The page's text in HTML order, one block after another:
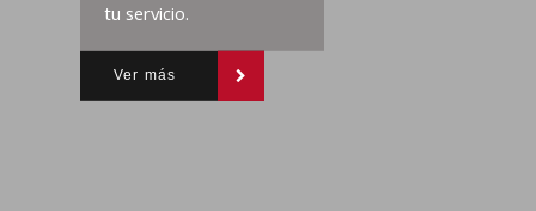
tu servicio.
Ver más